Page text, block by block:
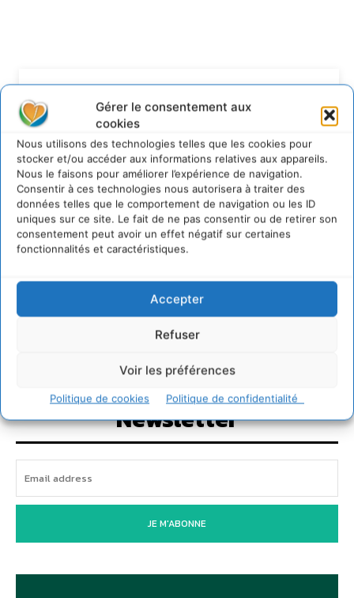
Gérer le consentement aux
cookies
Nous utilisons des technologies telles que les cookies pour
stocker et/ou accéder aux informations relatives aux appareils.
Nous le faisons pour améliorer l’expérience de navigation.
Consentir à ces technologies nous autorisera à traiter des
données telles que le comportement de navigation ou les ID
uniques sur ce site. Le fait de ne pas consentir ou de retirer son
consentement peut avoir un effet négatif sur certaines
fonctionnalités et caractéristiques.
Accepter
Refuser
Voir les préférences
Politique de cookies Politique de confidentialité
Lire aussi
Soutenir un pastoralisme durable en faveur de
socio-écosystèmes résilients
6 août 2026
S’inspirer de l’arbre pour un modèle
économique régénératif du vivant …
5 août 2026
IPBES : le « GIEC de la biodiversité » appelle les
entreprises à devenir des alliées du vivant
Comment le sol français a perdu sa mémoire
hydrique et déréglé tout le territoire (2020-
2026)
Newsletter
JE M'ABONNE